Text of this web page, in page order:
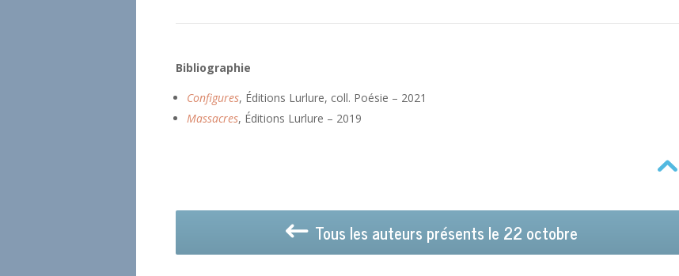
Bibliographie
Configures, Éditions Lurlure, coll. Poésie – 2021
Massacres, Éditions Lurlure – 2019
Tous les auteurs présents le 22 octobre